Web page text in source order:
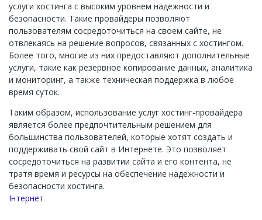
услуги хостинга с высоким уровнем надежности и
безопасности. Такие провайдеры позволяют
пользователям сосредоточиться на своем сайте, не
отвлекаясь на решение вопросов, связанных с хостингом.
Более того, многие из них предоставляют дополнительные
услуги, такие как резервное копирование данных, аналитика
и мониторинг, а также техническая поддержка в любое
время суток.
Таким образом, использование услуг хостинг-провайдера
является более предпочтительным решением для
большинства пользователей, которые хотят создать и
поддерживать свой сайт в Интернете. Это позволяет
сосредоточиться на развитии сайта и его контента, не
тратя время и ресурсы на обеспечение надежности и
безопасности хостинга.
Channel
Інтернет